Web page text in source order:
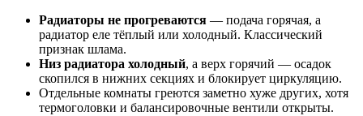
Радиаторы не прогреваются — подача горячая, а
радиатор еле тёплый или холодный. Классический
признак шлама.
Низ радиатора холодный, а верх горячий — осадок
скопился в нижних секциях и блокирует циркуляцию.
Отдельные комнаты греются заметно хуже других, хотя
термоголовки и балансировочные вентили открыты.